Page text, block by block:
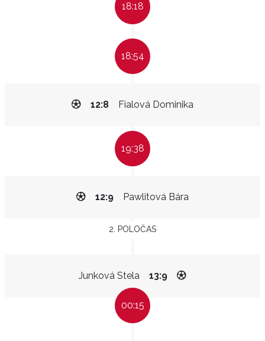
18:18
18:54
Fialová Dominika
12:8
19:38
Pawlitová Bára
12:9
2. POLOČAS
Junková Stela 13:9
00:15